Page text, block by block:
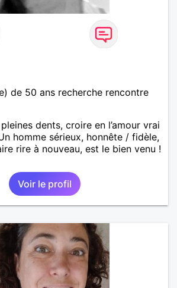
de 50 ans recherche rencontre
dents, croire en l’amour vrai
homme sérieux, honnête / fidèle,
rire à nouveau, est le bien venu !
Voir le profil